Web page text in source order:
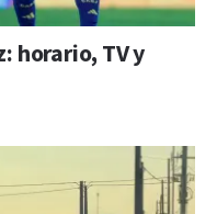
horario, TV y